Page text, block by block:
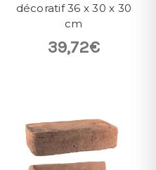
décoratif 36 x 30 x 30
cm
39,72€